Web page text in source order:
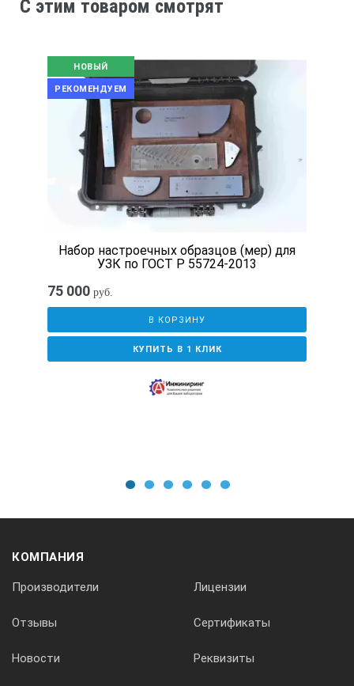
C этим товаром смотрят
НОВЫЙ
РЕКОМЕНДУЕМ
Набор настроечных образцов (мер) для
УЗК по ГОСТ Р 55724-2013
75 000 руб.
В КОРЗИНУ
КУПИТЬ В 1 КЛИК
КОМПАНИЯ
Производители Лицензии
Отзывы Сертификаты
Новости Реквизиты